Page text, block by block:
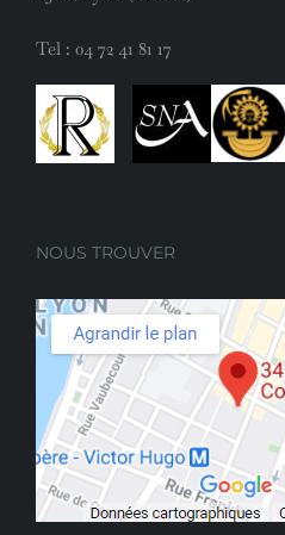
Tel : 04 72 41 81 17
NOUS TROUVER